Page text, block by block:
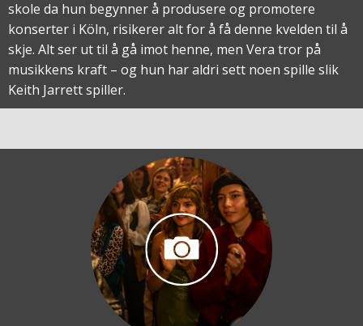
skole da hun begynner å produsere og promotere
konserter i Köln, risikerer alt for å få denne kvelden til å
skje. Alt ser ut til å gå imot henne, men Vera tror på
musikkens kraft – og hun har aldri sett noen spille slik
Keith Jarrett spiller.